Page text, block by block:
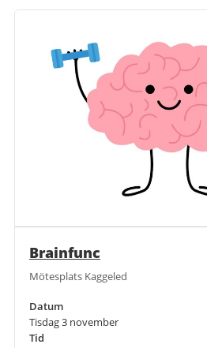
Brainfunc
Mötesplats Kaggeled
Datum
Tisdag 3 november
Tid